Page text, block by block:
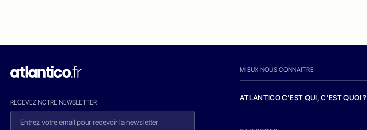
RECEVEZ NOTRE NEWSLETTER
MIEUX NOUS CONNAITRE
ATLANTICO C'EST QUI, C'EST QUOI ?